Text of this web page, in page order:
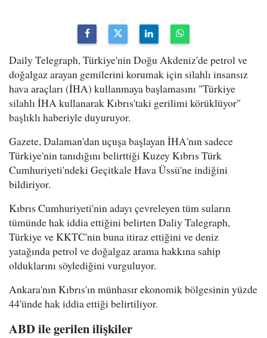
Daily Telegraph, Türkiye'nin Doğu Akdeniz'de petrol ve
doğalgaz arayan gemilerini korumak için silahlı insansız
hava araçları (İHA) kullanmaya başlamasını "Türkiye
silahlı İHA kullanarak Kıbrıs'taki gerilimi körüklüyor"
başlıklı haberiyle duyuruyor.
Gazete, Dalaman'dan uçuşa başlayan İHA'nın sadece
Türkiye'nin tanıdığını belirttiği Kuzey Kıbrıs Türk
Cumhuriyeti'ndeki Geçitkale Hava Üssü'ne indiğini
bildiriyor.
Kıbrıs Cumhuriyeti'nin adayı çevreleyen tüm suların
tümünde hak iddia ettiğini belirten Daliy Talegraph,
Türkiye ve KKTC'nin buna itiraz ettiğini ve deniz
yatağında petrol ve doğalgaz arama hakkına sahip
olduklarını söylediğini vurguluyor.
Ankara'nın Kıbrıs'ın münhasır ekonomik bölgesinin yüzde
44'ünde hak iddia ettiği belirtiliyor.
ABD ile gerilen ilişkiler